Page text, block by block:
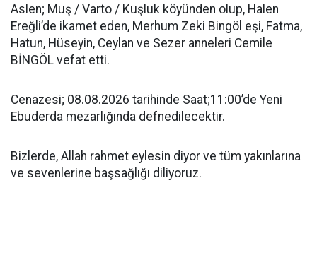
Aslen; Muş / Varto / Kuşluk köyünden olup, Halen
Ereğli’de ikamet eden, Merhum Zeki Bingöl eşi, Fatma,
Hatun, Hüseyin, Ceylan ve Sezer anneleri Cemile
BİNGÖL vefat etti.
Cenazesi; 08.08.2026 tarihinde Saat;11:00’de Yeni
Ebuderda mezarlığında defnedilecektir.
Bizlerde, Allah rahmet eylesin diyor ve tüm yakınlarına
ve sevenlerine başsağlığı diliyoruz.